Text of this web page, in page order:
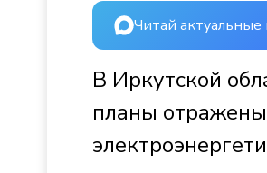
Читай
В Иркутской
планы